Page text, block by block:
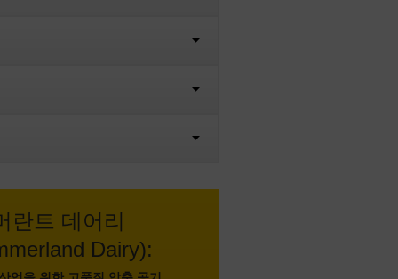
란트 데어리
Dairy):